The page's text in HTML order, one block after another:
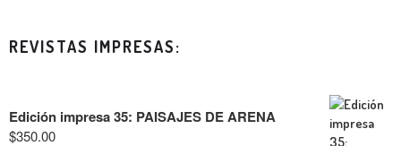
REVISTAS IMPRESAS:
Edición impresa 35: PAISAJES DE ARENA
$350.00